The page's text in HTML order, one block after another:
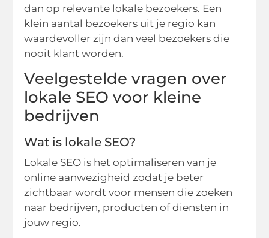
dan op relevante lokale bezoekers. Een
klein aantal bezoekers uit je regio kan
waardevoller zijn dan veel bezoekers die
nooit klant worden.
Veelgestelde vragen over
lokale SEO voor kleine
bedrijven
Wat is lokale SEO?
Lokale SEO is het optimaliseren van je
online aanwezigheid zodat je beter
zichtbaar wordt voor mensen die zoeken
naar bedrijven, producten of diensten in
jouw regio.